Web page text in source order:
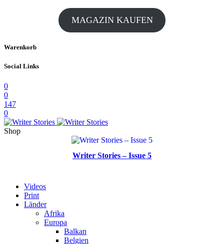
MAGAZIN KAUFEN
Warenkorb
Social Links
0
0
147
0
Shop
Writer Stories – Issue 5
Videos
Print
Länder
Afrika
Europa
Balkan
Belgien